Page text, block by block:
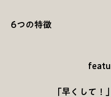
「早くして！
6つの特徴